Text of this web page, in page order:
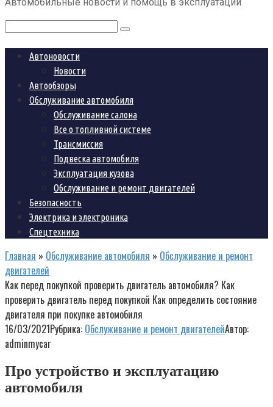
Поиск:
Автоновости
Новости
Автообзоры
Обслуживание автомобиля
Обслуживание салона
Все о топливной системе
Трансмиссия
Подвеска автомобиля
Эксплуатация кузова
Обслуживание и ремонт двигателей
Безопасность
Электрика и электроника
Спецтехника
Главная » Обслуживание автомобиля » Обслуживание и ремонт
двигателей
Как перед покупкой проверить двигатель автомобиля? Как
проверить двигатель перед покупкой Как определить состояние
двигателя при покупке автомобиля
16/03/2021Рубрика: Обслуживание и ремонт двигателейАвтор:
adminmycar
Про устройство и эксплуатацию
автомобиля